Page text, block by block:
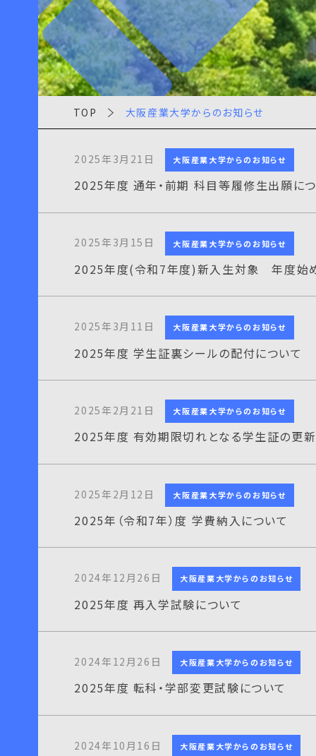
TOP 大阪産業大学からのお知らせ
2025年3月21日 大阪産業大学からのお知らせ
2025年度 通年・前期 科目等履修生出願に
2025年3月15日 大阪産業大学からのお知らせ
2025年度(令和7年度)新入生対象 年度始
2025年3月11日 大阪産業大学からのお知らせ
2025年度 学生証裏シールの配付について
2025年2月21日 大阪産業大学からのお知らせ
2025年度 有効期限切れとなる学生証の更
2025年2月12日 大阪産業大学からのお知らせ
2025年（令和7年）度 学費納入について
2024年12月26日 大阪産業大学からのお知らせ
2025年度 再入学試験について
2024年12月26日 大阪産業大学からのお知らせ
2025年度 転科・学部変更試験について
2024年10月16日 大阪産業大学からのお知らせ